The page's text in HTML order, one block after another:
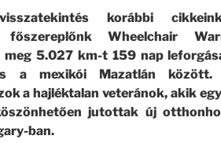
korábbi
főszereplőnk Wheelchair
meg 5.027 km-t 159 nap
a mexikói Mazatlán között.
a hajléktalan veteránok, akik
jutottak új
ban.